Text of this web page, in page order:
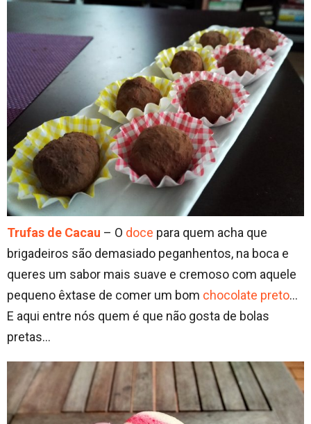
Trufas de Cacau – O doce para quem acha que
brigadeiros são demasiado peganhentos, na boca e
queres um sabor mais suave e cremoso com aquele
pequeno êxtase de comer um bom chocolate preto…
E aqui entre nós quem é que não gosta de bolas
pretas…